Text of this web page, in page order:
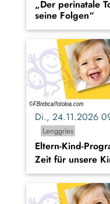
„Der perinatale
seine Folgen“
Di., 24.11.2026
Lenggries
Eltern-Kind-
Zeit für unsere